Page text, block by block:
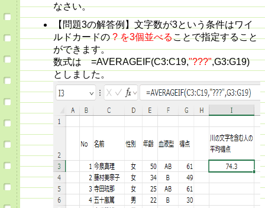
なさい。
【問題3の解答例】文字数が3という条件はワイ
ルドカードの? を3個並べることで指定すること
ができます。
数式は =AVERAGEIF(C3:C19,"???",G3:G19)
としました。